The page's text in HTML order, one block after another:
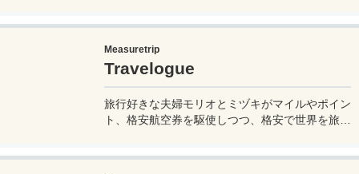
know how to ride buses in Macau so you can get
around the place. Let's prepare.
Measuretrip
Travelogue
旅行好きな夫婦モリオとミヅキがマイルやポイン
ト、格安航空券を駆使しつつ、格安で世界を旅す